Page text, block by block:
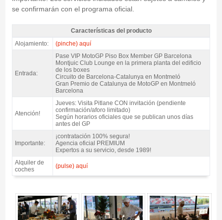
se confirmarán con el programa oficial.
Pase VIP Montjuic Club MotoGP Catalunya 2027 - Características del
Características del producto
Alojamiento:
(pinche) aquí
Entrada:
Pase VIP MotoGP Piso Box Member GP Barcelona
Montjuic Club Lounge en la primera planta del edificio
de los boxes
Circuito de Barcelona-Catalunya en Montmeló
Gran Premio de Catalunya de MotoGP en Montmeló
Barcelona
Atención!
Jueves: Visita Pitlane CON invitación (pendiente
confirmación/aforo limitado)
Según horarios oficiales que se publican unos días
antes del GP
Importante:
¡contratación 100% segura!
Agencia oficial PREMIUM
Expertos a su servicio, desde 1989!
Alquiler de
coches
(pulse) aquí